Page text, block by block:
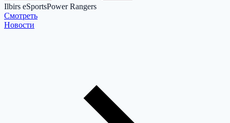
Ilbirs eSportsPower Rangers
Cмотреть
Новости